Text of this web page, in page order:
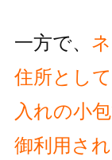
一方で、
住所とし
入れの小
御利用さ